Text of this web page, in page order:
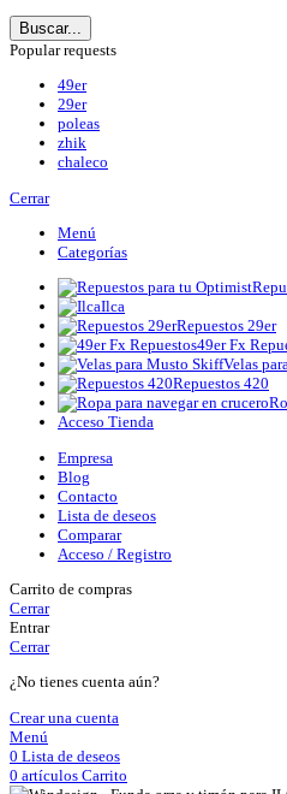
Buscar...
Popular requests
49er
29er
poleas
zhik
chaleco
Cerrar
Menú
Categorías
Ilca
Repuestos 29er
49er Fx
Velas
Repuestos 420
Acceso Tienda
Empresa
Blog
Contacto
Lista de deseos
Comparar
Acceso / Registro
Carrito de compras
Cerrar
Entrar
Cerrar
¿No tienes cuenta aún?
Crear una cuenta
Menú
0 Lista de deseos
0 artículos Carrito